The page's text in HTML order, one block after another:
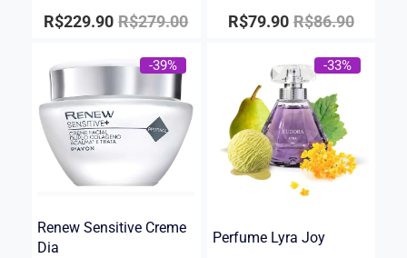
R$279.00
R$229.90 R$86.90
R$79.90
-39%
Renew Sensitive Creme
Dia
-33%
Perfume Lyra Joy